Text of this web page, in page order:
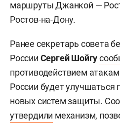
маршруты Джанкой —
Ростов-на-Дону.
Ранее секретарь совета
России Сергей Шойгу
противодействием
России будет улучшаться
новых систем защиты.
утвердили механизм,